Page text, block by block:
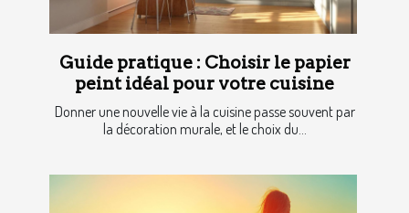
Guide pratique : Choisir le papier
peint idéal pour votre cuisine
Donner une nouvelle vie à la cuisine passe souvent par
la décoration murale, et le choix du...